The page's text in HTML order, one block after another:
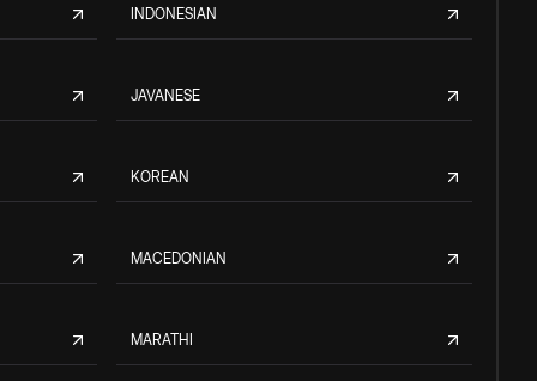
INDONESIAN
JAVANESE
KOREAN
MACEDONIAN
MARATHI